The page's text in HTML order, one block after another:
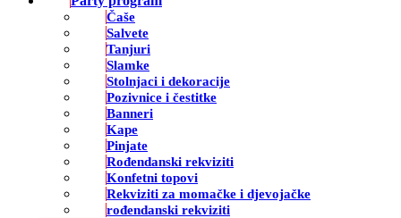
Čaše
Salvete
Tanjuri
Slamke
Stolnjaci i dekoracije
Pozivnice i čestitke
Banneri
Kape
Pinjate
Rođendanski rekviziti
Konfetni topovi
Rekviziti za momačke i djevojačke
rođendanski rekviziti